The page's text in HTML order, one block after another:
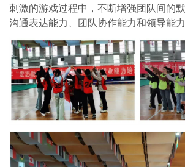
刺激的游戏过程中，不断增强团队间的
沟通表达能力、团队协作能力和领导能力